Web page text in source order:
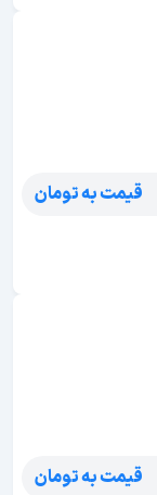
قیمت به تومان
قیمت به تومان